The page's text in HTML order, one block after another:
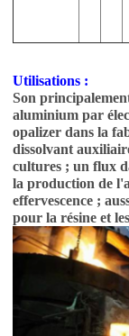
Utilisations :
Son
aluminium par
opalizer dans la
dissolvant
cultures ; un flux
la production de
effervescence ;
pour la résine et